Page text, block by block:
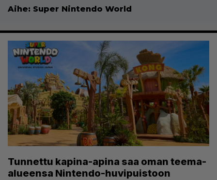
Aihe: Super Nintendo World
Tunnettu kapina-apina saa oman teema-
alueensa Nintendo-huvipuistoon